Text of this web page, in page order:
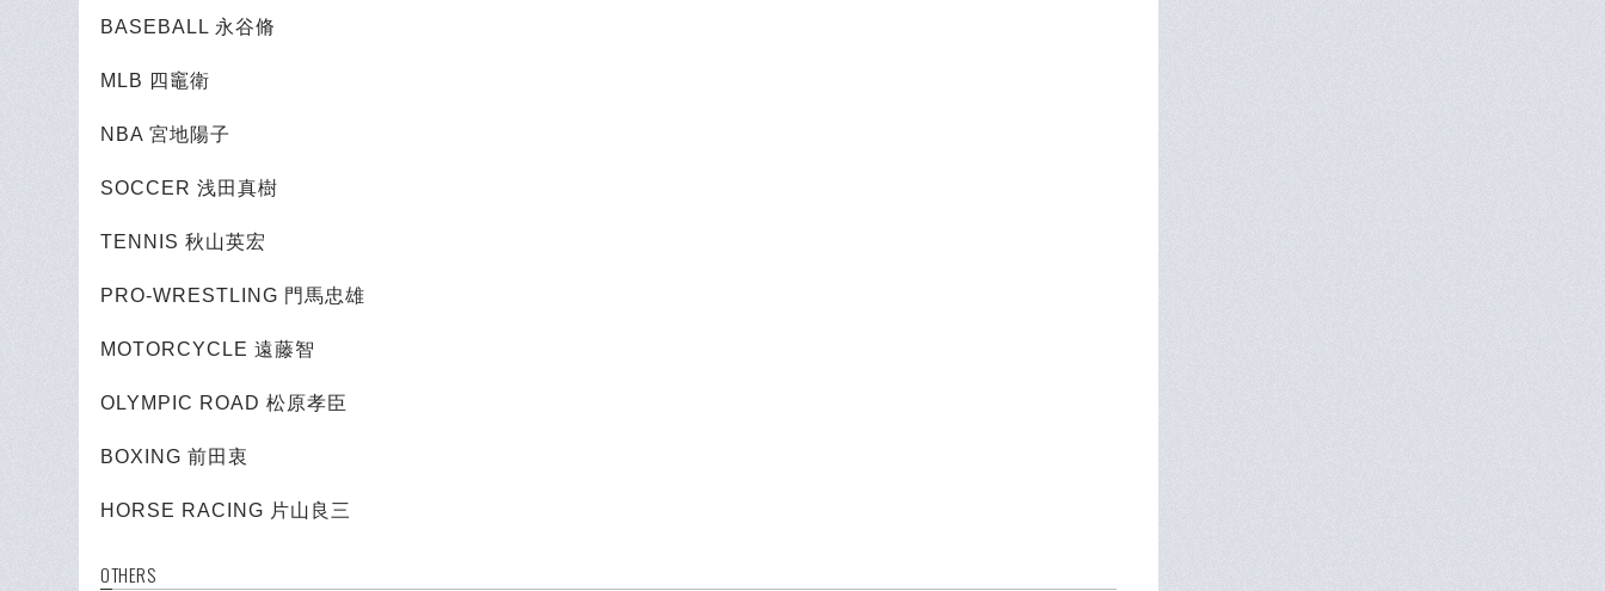
BASEBALL 永谷脩
MLB 四竈衛
NBA 宮地陽子
SOCCER 浅田真樹
TENNIS 秋山英宏
PRO-WRESTLING 門馬忠雄
MOTORCYCLE 遠藤智
OLYMPIC ROAD 松原孝臣
BOXING 前田衷
HORSE RACING 片山良三
OTHERS